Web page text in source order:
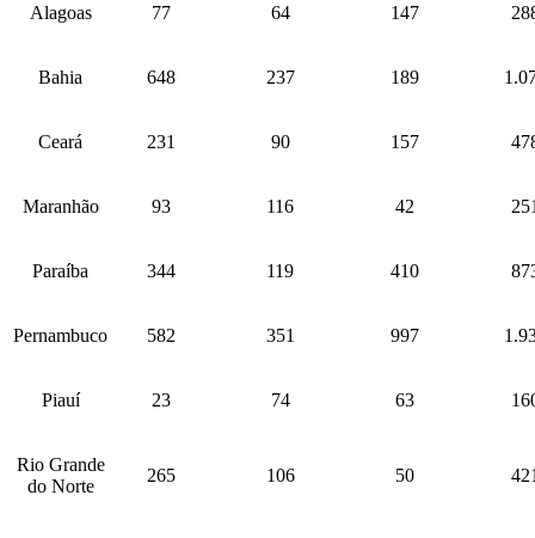
Alagoas 77 64 147
Bahia 648 237 189
Ceará 231 90 157
Maranhão 93 116 42
Paraíba 344 119 410
Pernambuco 582 351 997
Piauí 23 74 63
Rio Grande
do Norte
265 106 50